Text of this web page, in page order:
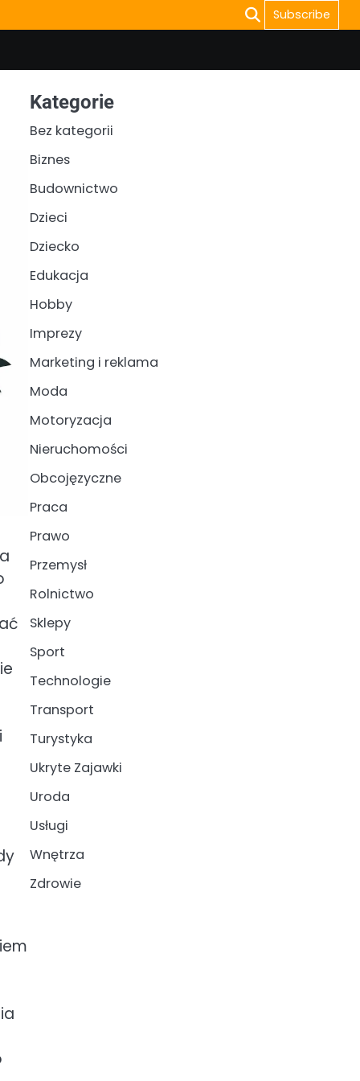
Subscribe
Kategorie
Bez kategorii
Biznes
Budownictwo
Dzieci
Dziecko
Edukacja
Hobby
Imprezy
Marketing i reklama
Moda
Motoryzacja
Nieruchomości
Obcojęzyczne
Praca
Prawo
Przemysł
Rolnictwo
Sklepy
Sport
Technologie
Transport
Turystyka
Ukryte Zajawki
Uroda
Usługi
Wnętrza
Zdrowie